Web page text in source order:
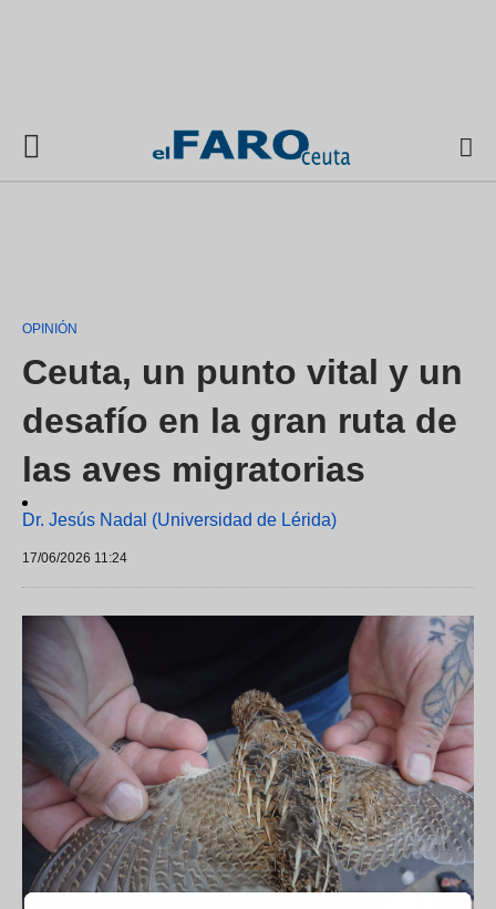
OPINIÓN
Ceuta, un punto vital y un
desafío en la gran ruta de
las aves migratorias
Dr. Jesús Nadal (Universidad de Lérida)
17/06/2026 11:24